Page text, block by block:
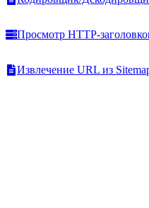
Просмотр HTTP-
Извлечение URL из